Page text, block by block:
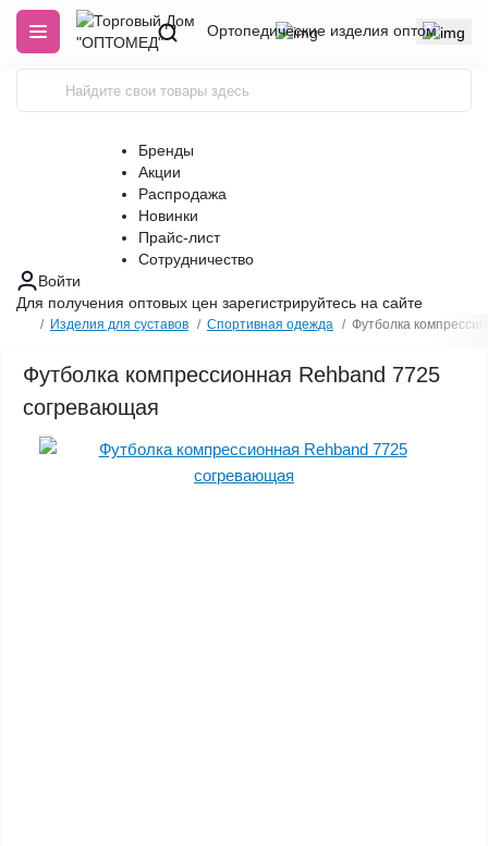
Ортопедические изделия оптом
Бренды
Акции
Распродажа
Новинки
Прайс-лист
Сотрудничество
Войти
Для получения оптовых цен зарегистрируйтесь на сайте
Изделия для суставов Спортивная одежда Футболка
Футболка компрессионная Rehband 7725
согревающая